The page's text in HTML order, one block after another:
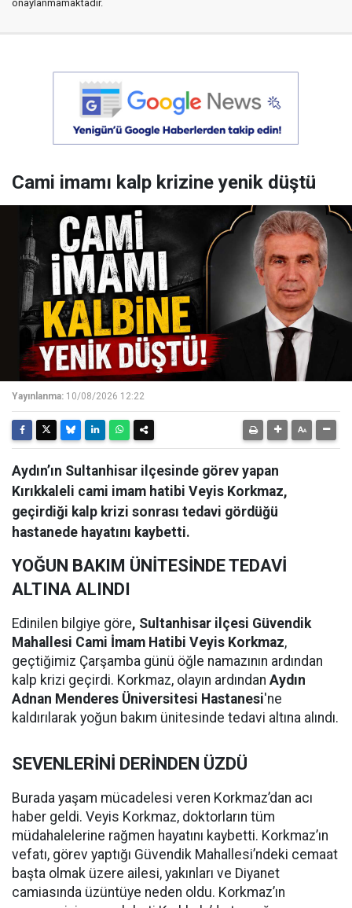
onaylanmamaktadır.
Cami imamı kalp krizine yenik düştü
Yayınlanma: 10/08/2026 12:22
Aydın’ın Sultanhisar ilçesinde görev yapan
Kırıkkaleli cami imam hatibi Veyis Korkmaz,
geçirdiği kalp krizi sonrası tedavi gördüğü
hastanede hayatını kaybetti.
YOĞUN BAKIM ÜNİTESİNDE TEDAVİ
ALTINA ALINDI
Edinilen bilgiye göre, Sultanhisar ilçesi Güvendik
Mahallesi Cami İmam Hatibi Veyis Korkmaz,
geçtiğimiz Çarşamba günü öğle namazının ardından
kalp krizi geçirdi. Korkmaz, olayın ardından Aydın
Adnan Menderes Üniversitesi Hastanesi'ne
kaldırılarak yoğun bakım ünitesinde tedavi altına alındı.
SEVENLERİNİ DERİNDEN ÜZDÜ
Burada yaşam mücadelesi veren Korkmaz’dan acı
haber geldi. Veyis Korkmaz, doktorların tüm
müdahalelerine rağmen hayatını kaybetti. Korkmaz’ın
vefatı, görev yaptığı Güvendik Mahallesi’ndeki cemaat
başta olmak üzere ailesi, yakınları ve Diyanet
camiasında üzüntüye neden oldu. Korkmaz’ın